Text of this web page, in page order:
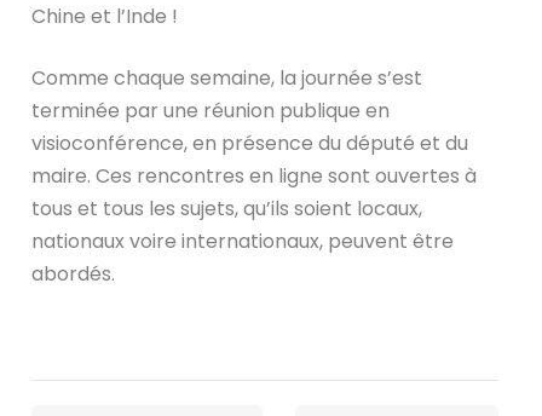
Chine et l’Inde !
Comme chaque semaine, la journée s’est
terminée par une réunion publique en
visioconférence, en présence du député et du
maire. Ces rencontres en ligne sont ouvertes à
tous et tous les sujets, qu’ils soient locaux,
nationaux voire internationaux, peuvent être
abordés.